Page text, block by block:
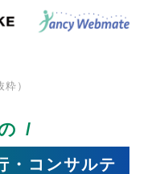
）
・コンサルテ